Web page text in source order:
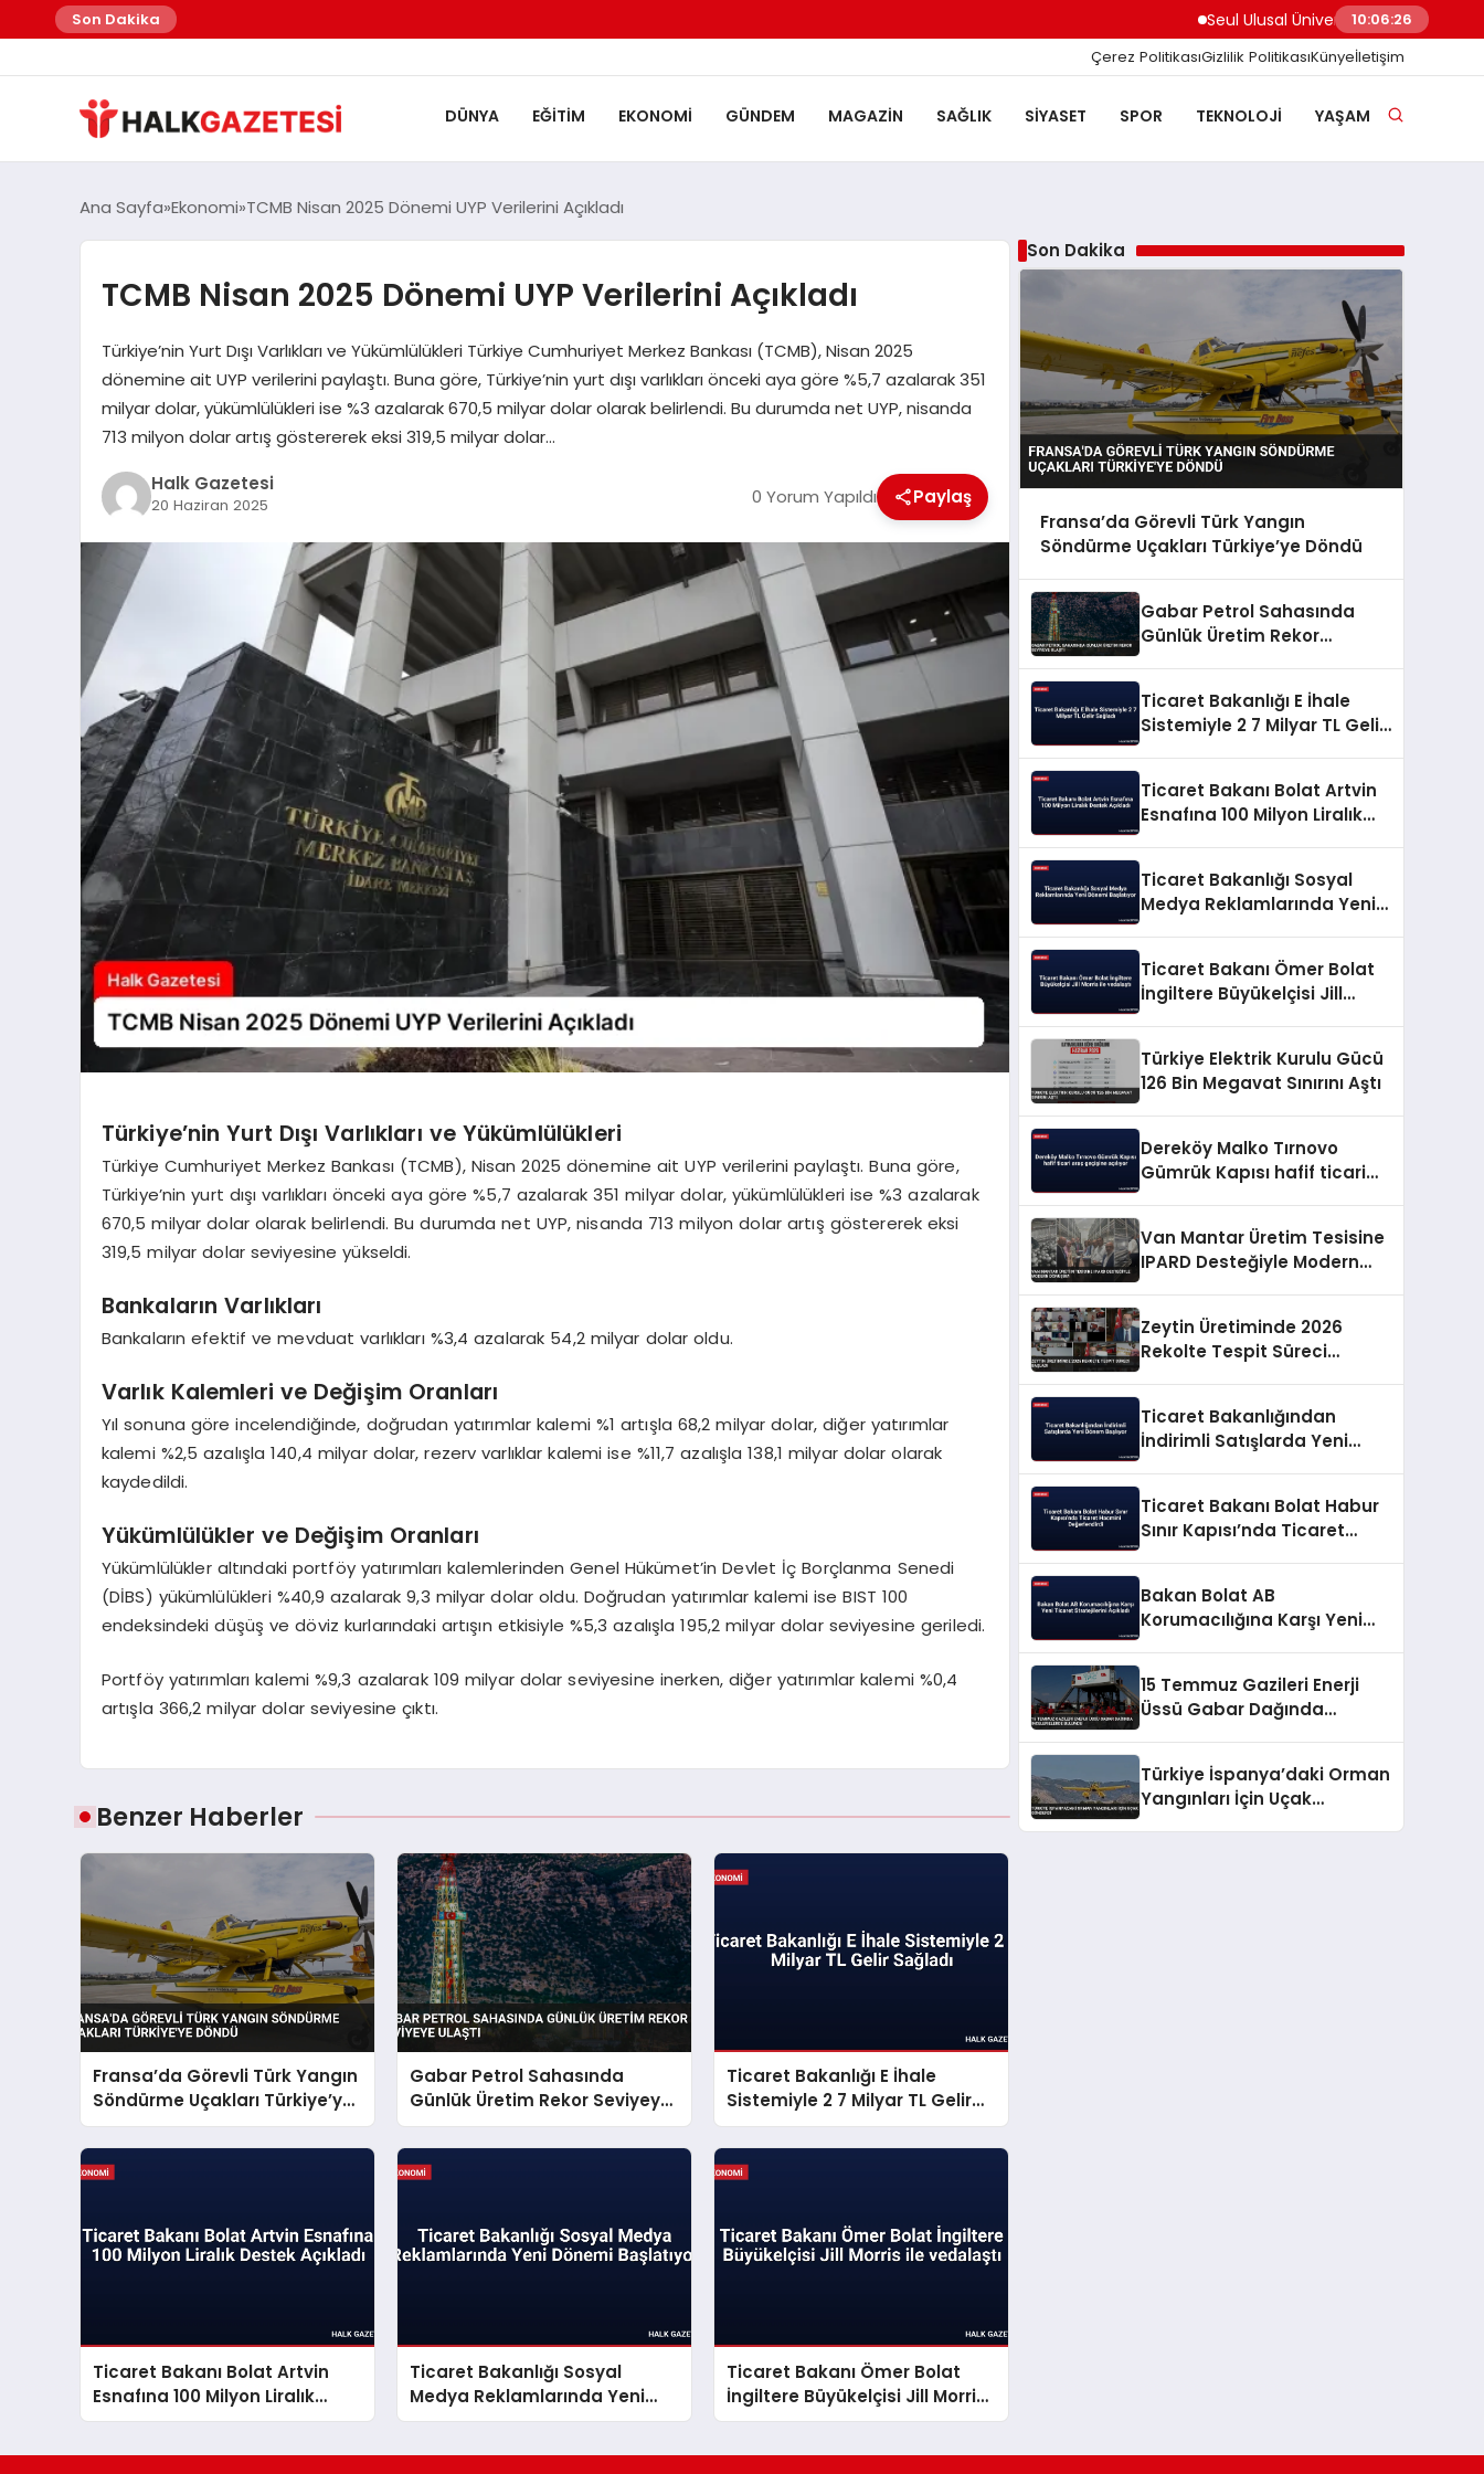
Son Dakika Seul Ulusal Üniversitesi Doktora Bursu
10:06:27
Çerez PolitikasıGizlilik PolitikasıKünyeİletişim
DÜNYA EĞITIM EKONOMI GÜNDEM MAGAZIN SAĞLIK SIYASET SPOR TEKNOLOJI YAŞAM
Ana Sayfa Ekonomi TCMB Nisan 2025 Dönemi UYP Verilerini Açıkladı
TCMB Nisan 2025 Dönemi UYP Verilerini Açıkladı
Türkiye’nin Yurt Dışı Varlıkları ve Yükümlülükleri Türkiye Cumhuriyet Merkez Bankası (TCMB), Nisan 2025
dönemine ait UYP verilerini paylaştı. Buna göre, Türkiye’nin yurt dışı varlıkları önceki aya göre %5,7 azalarak 351
milyar dolar, yükümlülükleri ise %3 azalarak 670,5 milyar dolar olarak belirlendi. Bu durumda net UYP, nisanda
713 milyon dolar artış göstererek eksi 319,5 milyar dolar…
Halk Gazetesi
20 Haziran 2025 0 Yorum Yapıldı Paylaş
Türkiye’nin Yurt Dışı Varlıkları ve Yükümlülükleri
Türkiye Cumhuriyet Merkez Bankası (TCMB), Nisan 2025 dönemine ait UYP verilerini paylaştı. Buna göre,
Türkiye’nin yurt dışı varlıkları önceki aya göre %5,7 azalarak 351 milyar dolar, yükümlülükleri ise %3 azalarak
670,5 milyar dolar olarak belirlendi. Bu durumda net UYP, nisanda 713 milyon dolar artış göstererek eksi
319,5 milyar dolar seviyesine yükseldi.
Bankaların Varlıkları
Bankaların efektif ve mevduat varlıkları %3,4 azalarak 54,2 milyar dolar oldu.
Varlık Kalemleri ve Değişim Oranları
Yıl sonuna göre incelendiğinde, doğrudan yatırımlar kalemi %1 artışla 68,2 milyar dolar, diğer yatırımlar
kalemi %2,5 azalışla 140,4 milyar dolar, rezerv varlıklar kalemi ise %11,7 azalışla 138,1 milyar dolar olarak
kaydedildi.
Yükümlülükler ve Değişim Oranları
Yükümlülükler altındaki portföy yatırımları kalemlerinden Genel Hükümet’in Devlet İç Borçlanma Senedi
(DİBS) yükümlülükleri %40,9 azalarak 9,3 milyar dolar oldu. Doğrudan yatırımlar kalemi ise BIST 100
endeksindeki düşüş ve döviz kurlarındaki artışın etkisiyle %5,3 azalışla 195,2 milyar dolar seviyesine geriledi.
Portföy yatırımları kalemi %9,3 azalarak 109 milyar dolar seviyesine inerken, diğer yatırımlar kalemi %0,4
artışla 366,2 milyar dolar seviyesine çıktı.
Benzer Haberler
Fransa’da Görevli Türk Yangın
Söndürme Uçakları Türkiye’ye
Döndü
Gabar Petrol Sahasında
Günlük Üretim Rekor Seviyeye
Ulaştı
Ticaret Bakanlığı E İhale
Sistemiyle 2 7 Milyar TL Gelir
Sağladı
Ticaret Bakanı Bolat Artvin
Esnafına 100 Milyon Liralık
Destek Açıkladı
Ticaret Bakanlığı Sosyal
Medya Reklamlarında Yeni
Dönemi Başlatıyor
Ticaret Bakanı Ömer Bolat
İngiltere Büyükelçisi Jill Morris
ile vedalaştı
Son Dakika
Fransa’da Görevli Türk Yangın
Söndürme Uçakları Türkiye’ye Döndü
Gabar Petrol Sahasında
Günlük Üretim Rekor
Ticaret Bakanlığı E İhale
Sistemiyle 2 7 Milyar TL Gelir
Ticaret Bakanı Bolat Artvin
Esnafına 100 Milyon Liralık
Ticaret Bakanlığı Sosyal
Medya Reklamlarında Yeni
Ticaret Bakanı Ömer Bolat
İngiltere Büyükelçisi Jill
Türkiye Elektrik Kurulu Gücü
126 Bin Megavat Sınırını Aştı
Dereköy Malko Tırnovo
Gümrük Kapısı hafif ticari
Van Mantar Üretim Tesisine
IPARD Desteğiyle Modern
Zeytin Üretiminde 2026
Rekolte Tespit Süreci
Ticaret Bakanlığından
İndirimli Satışlarda Yeni
Ticaret Bakanı Bolat Habur
Sınır Kapısı’nda Ticaret
Bakan Bolat AB
Korumacılığına Karşı Yeni
15 Temmuz Gazileri Enerji
Üssü Gabar Dağında
Türkiye İspanya’daki Orman
Yangınları İçin Uçak